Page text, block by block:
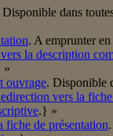
Disponible dans
. A emprunter
la description
»
ouvrage. Disponible
vers la
.} »
fiche de présentation